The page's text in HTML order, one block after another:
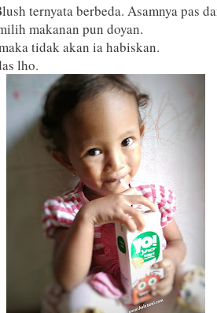
ternyata berbeda. Asamnya pas
makanan pun doyan.
tidak akan ia habiskan.
lho.